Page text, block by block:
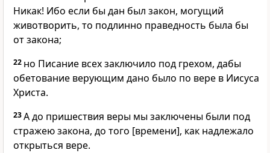
Никак! Ибо если бы дан был закон, могущий
животворить, то подлинно праведность была бы
от закона;
22 но Писание всех заключило под грехом, дабы
обетование верующим дано было по вере в Иисуса
Христа.
23А до пришествия веры мы заключены были под
стражею закона, до того [времени], как надлежало
открыться вере.